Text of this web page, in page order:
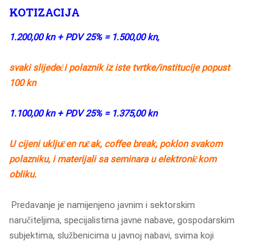
KOTIZACIJA
1.200,00 kn + PDV 25% = 1.500,00 kn,
svaki slijedeći polaznik iz iste tvrtke/institucije popust
100 kn
1.100,00 kn + PDV 25% = 1.375,00 kn
U cijeni uključen ručak, coffee break, poklon svakom
polazniku, i materijali sa seminara u elektroničkom
obliku.
Predavanje je namijenjeno javnim i sektorskim
naručiteljima, specijalistima javne nabave, gospodarskim
subjektima, službenicima u javnoj nabavi, svima koji